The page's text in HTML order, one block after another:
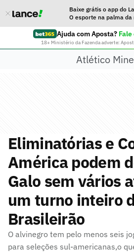
Baixe grátis o app do
O esporte na palma da
Ajuda com Aposta?
18+ Ministério da Fazenda adverte:
Atlético
Eliminatórias e
América podem
Galo sem vários
um turno inteiro
Brasileirão
O alvinegro tem pelo menos seis
para seleções sul-americanas,o